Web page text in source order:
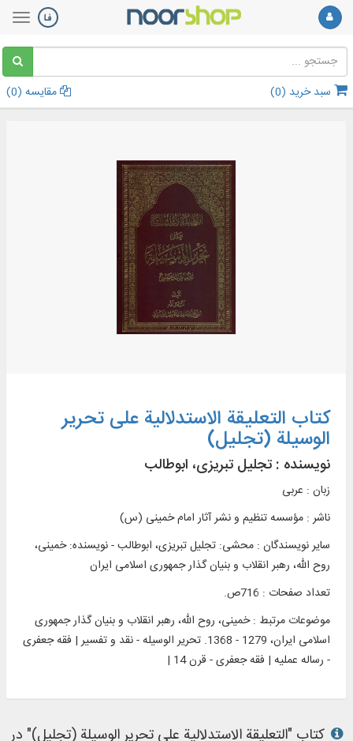
سبد خرید (0
) مقایسه (0
)
کتاب التعلیقة الاستدلالیة علی تحریر
الوسیلة (تجلیل)
نویسنده : تجلیل تبریزی، ابوطالب
زبان : عربی
ناشر : مؤسسه تنظيم و نشر آثار امام خمينی (س)
سایر نویسندگان : محشی: تجلیل تبریزی، ابوطالب - نویسنده: خمینی‌،
روح الله، رهبر انقلاب و بنیان گذار جمهوری اسلامی ایران
تعداد صفحات : 716ص.
موضوعات مرتبط :خمینی، روح الله، رهبر انقلاب و بنیان گذار جمهوری
اسلامی ایران، 1279 - 1368. تحریر الوسیله - نقد و تفسیر | فقه جعفری
- رساله عملیه | فقه جعفری - قرن 14 |
کتاب "التعلیقة الاستدلالیة علی تحریر الوسیلة (تجلیل)" در